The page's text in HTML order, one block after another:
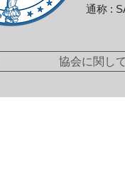
通称 :
協会に関して